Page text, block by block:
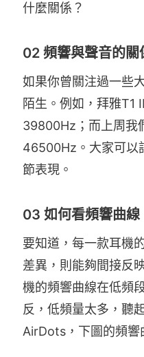
什麼關係？
02 頻響與聲音的關
如果你曾關注過一些
陌生。例如，拜雅T1
39800Hz；而上周我
46500Hz。大家可以
節表現。
03 如何看頻響曲線
要知道，每一款耳機
差異，則能夠間接反
機的頻響曲線在低頻
反，低頻量太多，聽
AirDots，下圖的頻響